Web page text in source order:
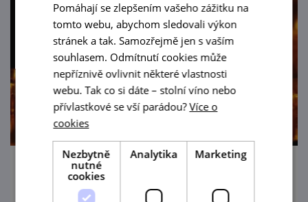
Lásky a vrásky pana Voka na zámku
Vranov nad Dyjí
Pomáhají se zlepšením vašeho zážitku na
tomto webu, abychom sledovali výkon
stránek a tak. Samozřejmě jen s vaším
souhlasem. Odmítnutí cookies může
nepříznivě ovlivnit některé vlastnosti
webu. Tak co si dáte – stolní víno nebo
přívlastkové se vší parádou?Více o
cookies
Nezbytně
nutné
cookies
Analytika Marketing